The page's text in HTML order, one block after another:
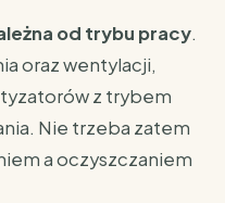
od trybu pracy.
oraz wentylacji,
z trybem
Nie trzeba zatem
a oczyszczaniem